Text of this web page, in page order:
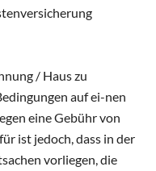
/ Haus zu
auf ei-nen
eine Gebühr von
ist jedoch, dass in der
vorliegen, die